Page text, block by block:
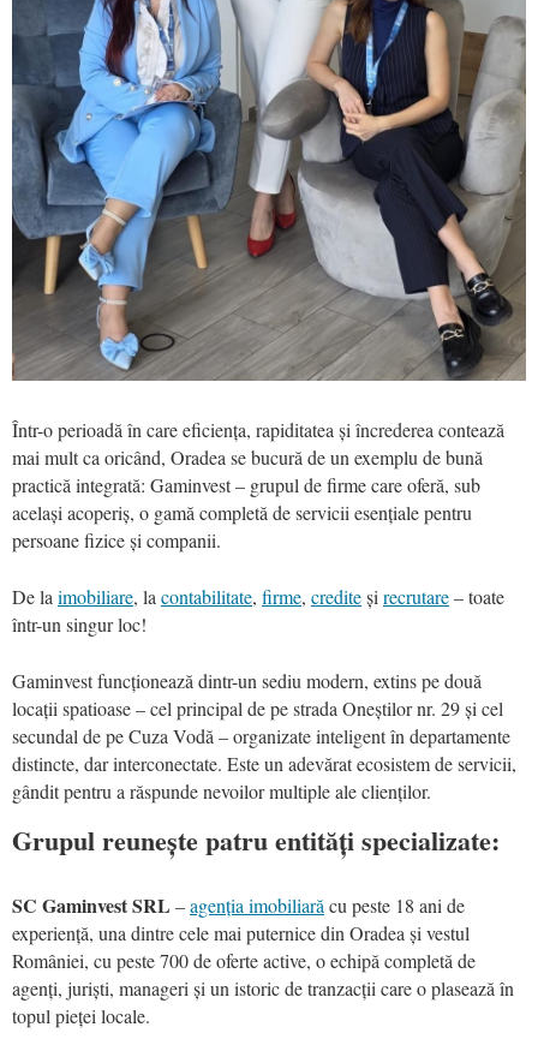
Într-o perioadă în care eficiența, rapiditatea și încrederea contează
mai mult ca oricând, Oradea se bucură de un exemplu de bună
practică integrată: Gaminvest – grupul de firme care oferă, sub
același acoperiș, o gamă completă de servicii esențiale pentru
persoane fizice și companii.
De la imobiliare, la contabilitate, firme, crediteși recrutare– toate
într-un singur loc!
Gaminvest funcționează dintr-un sediu modern, extins pe două
locații spatioase – cel principal de pe strada Oneștilor nr. 29 și cel
secundal de pe Cuza Vodă – organizate inteligent în departamente
distincte, dar interconectate. Este un adevărat ecosistem de servicii,
gândit pentru a răspunde nevoilor multiple ale clienților.
Grupul reunește patru entități specializate:
SC Gaminvest SRL –agenția imobiliară cu peste 18 ani de
experiență, una dintre cele mai puternice din Oradea și vestul
României, cu peste 700 de oferte active, o echipă completă de
agenți, juriști, manageri și un istoric de tranzacții care o plasează în
topul pieței locale.